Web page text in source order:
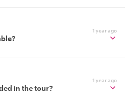
1 year ago
1 year ago
in the tour?